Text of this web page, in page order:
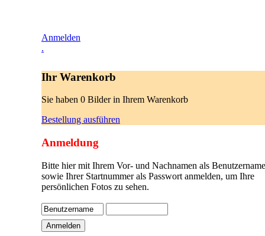
Anmelden
.
Ihr Warenkorb
Sie haben 0 Bilder in Ihrem Warenkorb
Bestellung ausführen
Anmeldung
Bitte hier mit Ihrem Vor- und Nachnamen als
sowie Ihrer Startnummer als Passwort anmelden, um Ihre
persönlichen Fotos zu sehen.